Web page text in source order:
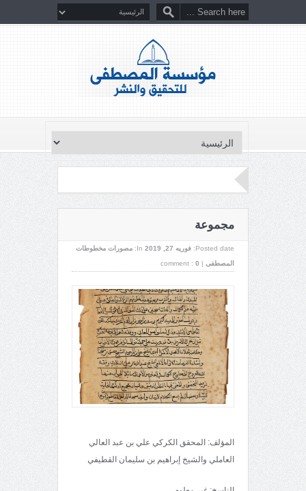
مجموعة
Posted date: فوریه 27, 2019 In:
مصورات مخطوطات
المصطفى |
comment : 0
المؤلف: المحقق الكركي علي بن عبد العالي
العاملي والشيخ إبراهيم بن سليمان القطيفي